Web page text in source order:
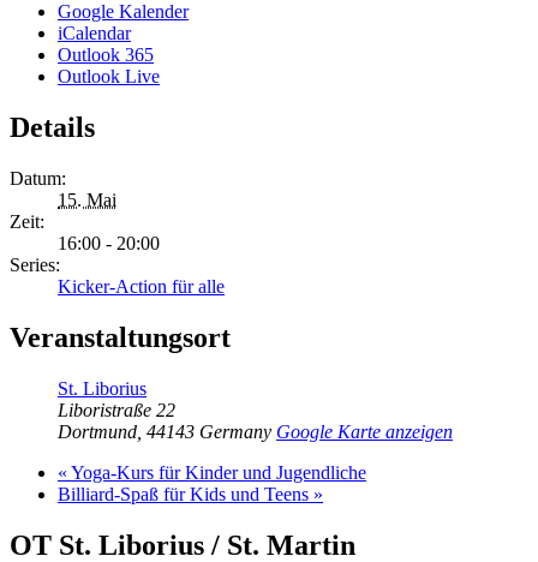
Google Kalender
iCalendar
Outlook 365
Outlook Live
Details
Datum:
15. Mai
Zeit:
16:00 - 20:00
Series:
Kicker-Action für alle
Veranstaltungsort
St. Liborius
Liboristraße 22
Dortmund 44143 Germany Google Karte anzeigen
« Yoga-Kurs für Kinder und Jugendliche
Billiard-Spaß für Kids und Teens »
OT St. Liborius / St. Martin